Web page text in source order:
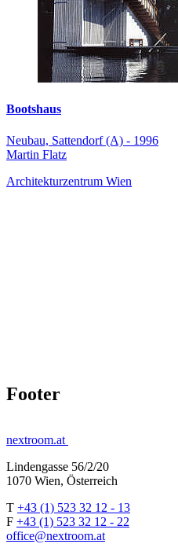
Bootshaus
Neubau, Sattendorf (A) - 1996
Martin Flatz
Architekturzentrum Wien
Footer
nextroom.at
Lindengasse 56/2/20
1070 Wien, Österreich
T +43 (1) 523 32 12 - 13
F +43 (1) 523 32 12 - 22
office@nextroom.at